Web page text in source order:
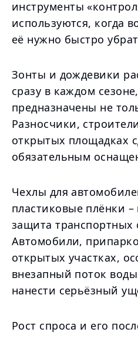
инструменты
используются, когда
её нужно быстро
Зонты и дождевики
сразу в каждом
предназначены не
Разносчики,
открытых площадках
обязательным
Чехлы для
пластиковые плёнки –
защита транспортных
Автомобили,
открытых участках,
внезапный поток
нанести серьёзный
Рост спроса и его